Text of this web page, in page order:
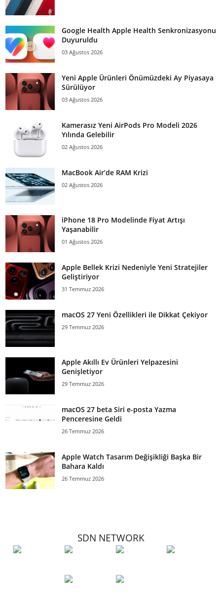
Google Health Apple Health Senkronizasyonu
Duyuruldu
03 Ağustos 2026
Yeni Apple Ürünleri Önümüzdeki Ay Piyasaya
Sürülüyor
03 Ağustos 2026
Kamerasız Yeni AirPods Pro Modeli 2026
Yılında Gelebilir
02 Ağustos 2026
MacBook Air’de RAM Krizi
02 Ağustos 2026
iPhone 18 Pro Modelinde Fiyat Artışı
Yaşanabilir
01 Ağustos 2026
Apple Bellek Krizi Nedeniyle Yeni Stratejiler
Geliştiriyor
31 Temmuz 2026
macOS 27 Yeni Özellikleri ile Dikkat Çekiyor
29 Temmuz 2026
Apple Akıllı Ev Ürünleri Yelpazesini
Genişletiyor
29 Temmuz 2026
macOS 27 beta Siri e-posta Yazma
Penceresine Geldi
26 Temmuz 2026
Apple Watch Tasarım Değişikliği Başka Bir
Bahara Kaldı
26 Temmuz 2026
SDN NETWORK